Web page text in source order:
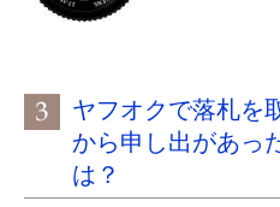
ヤフオクで落札を
から申し出があっ
は？